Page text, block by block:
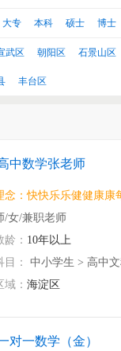
大专 本科 硕士 博士
武区 朝阳区 石景山区
丰台区
中数学张老师
念：快快乐乐健健康康
/女/兼职老师
： 10年以上
：
中小学生 > 高中
域： 海淀区
对一数学（金）